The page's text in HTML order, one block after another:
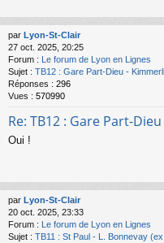
par Lyon-St-Clair
27 oct. 2025, 20:25
Forum :
Le forum de Lyon en Lignes
Sujet : TB12 : Gare Part-Dieu -
Réponses : 296
Vues : 570990
Re: TB12 : Gare Part-
Oui !
par Lyon-St-Clair
20 oct. 2025, 23:33
Forum : Le forum de Lyon en Lignes
Sujet : TB11 : St Paul - L. Bonnevay